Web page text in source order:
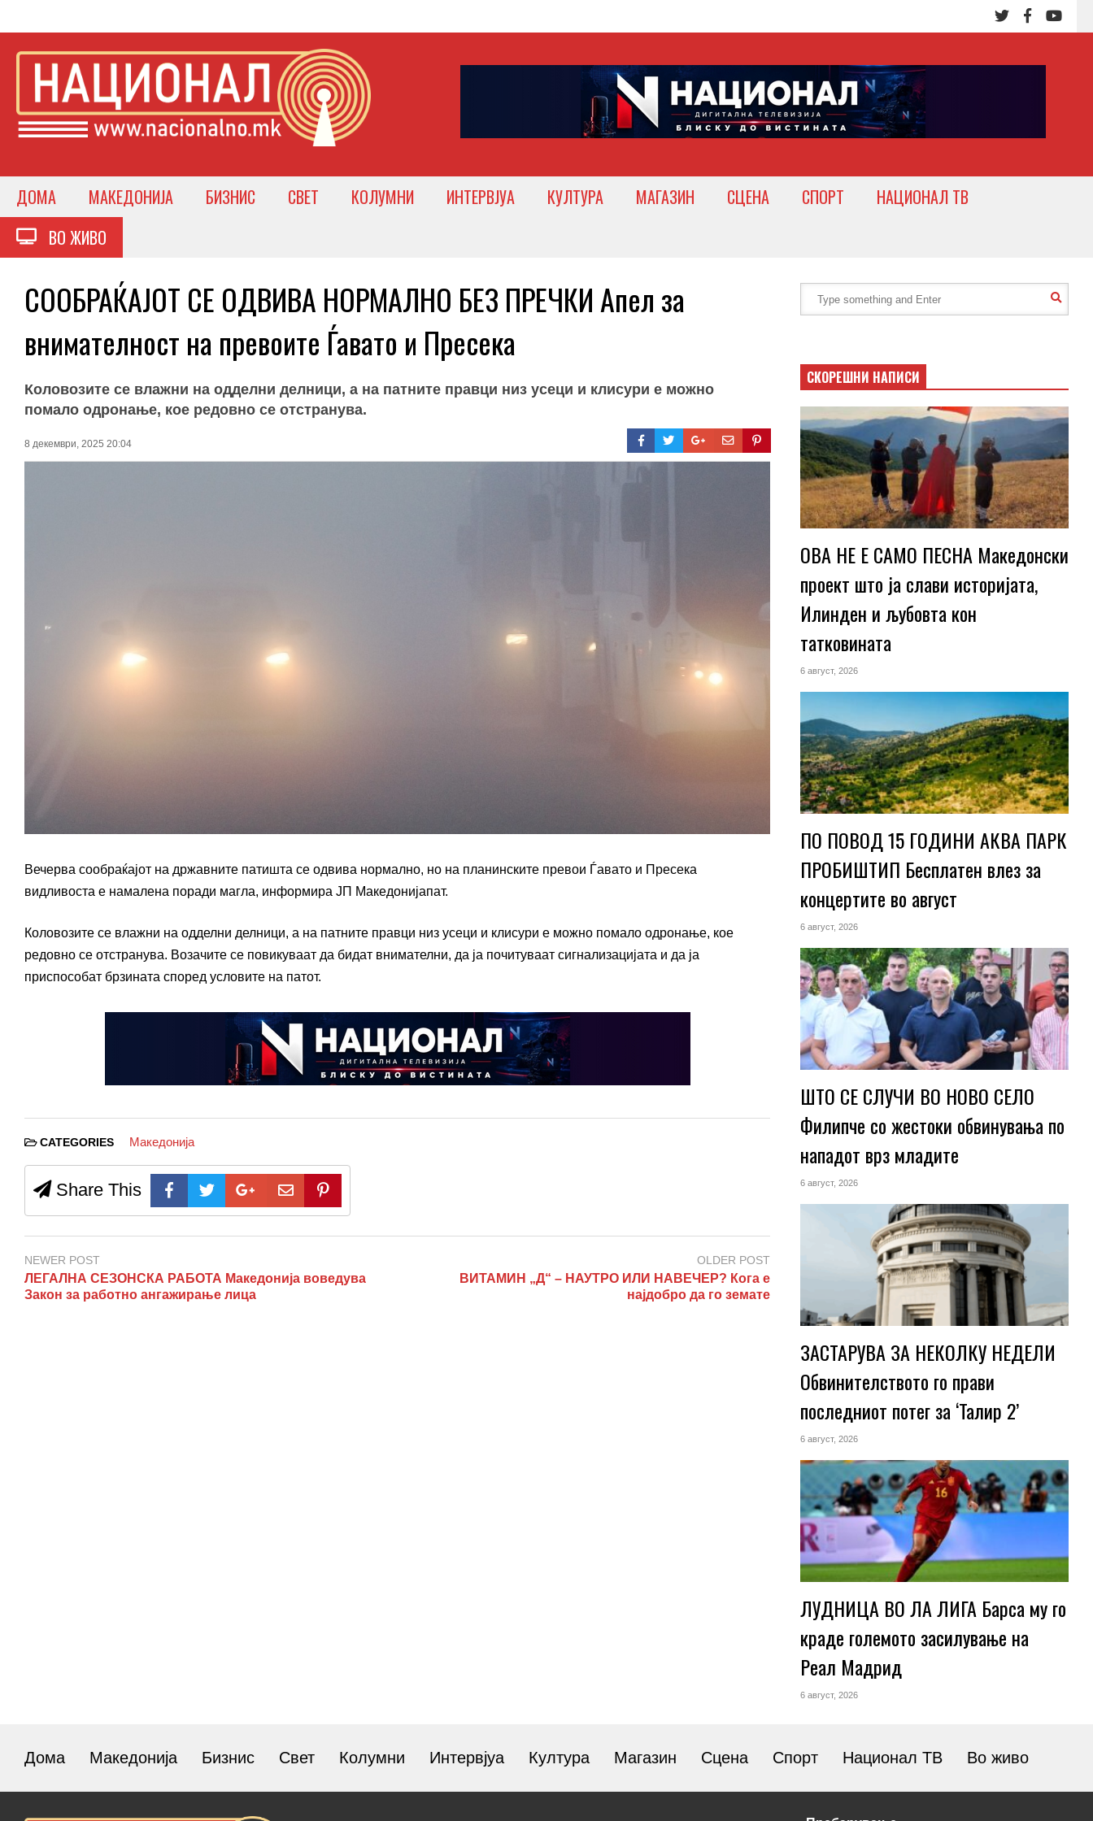
ДОМА МАКЕДОНИЈА БИЗНИС СВЕТ КОЛУМНИ ИНТЕРВЈУА КУЛТУРА МАГАЗИН СЦЕНА СПОРТ
НАЦИОНАЛ ТВ
ВО ЖИВО
СООБРАЌАЈОТ СЕ ОДВИВА НОРМАЛНО БЕЗ ПРЕЧКИ Апел за
внимателност на превоите Ѓавато и Пресека
Коловозите се влажни на одделни делници, а на патните правци низ усеци и клисури е можно
помало одронање, кое редовно се отстранува.
8 декември, 2025 20:04
Вечерва сообраќајот на државните патишта се одвива нормално, но на планинските превои Ѓавато и Пресека
видливоста е намалена поради магла, информира ЈП Македонијапат.
Коловозите се влажни на одделни делници, а на патните правци низ усеци и клисури е можно помало одронање, кое
редовно се отстранува. Возачите се повикуваат да бидат внимателни, да ја почитуваат сигнализацијата и да ја
приспособат брзината според условите на патот.
CATEGORIES Македонија
Share This
NEWER POST
ЛЕГАЛНА СЕЗОНСКА РАБОТА Македонија воведува
Закон за работно ангажирање лица
OLDER POST
ВИТАМИН „Д“ – НАУТРО ИЛИ НАВЕЧЕР? Кога е
најдобро да го земате
СКОРЕШНИ НАПИСИ
ОВА НЕ Е САМО ПЕСНА Македонски
проект што ја слави историјата,
Илинден и љубовта кон
татковината
6 август, 2026
ПО ПОВОД 15 ГОДИНИ АКВА ПАРК
ПРОБИШТИП Бесплатен влез за
концертите во август
6 август, 2026
ШТО СЕ СЛУЧИ ВО НОВО СЕЛО
Филипче со жестоки обвинувања по
нападот врз младите
6 август, 2026
ЗАСТАРУВА ЗА НЕКОЛКУ НЕДЕЛИ
Обвинителството го прави
последниот потег за ‘Талир 2’
6 август, 2026
ЛУДНИЦА ВО ЛА ЛИГА Барса му го
краде големото засилување на
Реал Мадрид
6 август, 2026
Дома Македонија Бизнис Свет Колумни Интервјуа Култура Магазин Сцена Спорт Национал ТВ Во живо